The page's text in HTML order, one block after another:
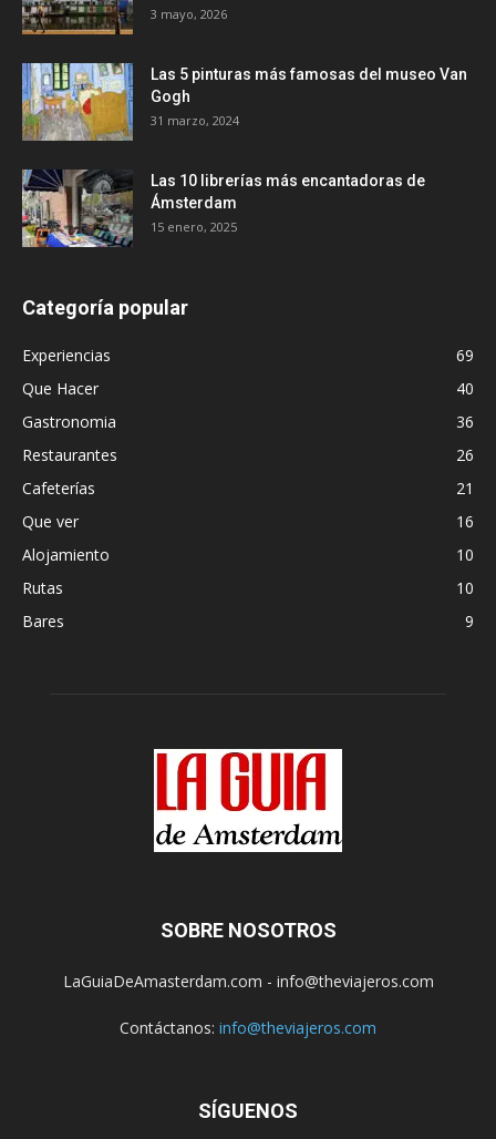
3 mayo, 2026
Las 5 pinturas más famosas del museo Van
Gogh
31 marzo, 2024
Las 10 librerías más encantadoras de
Ámsterdam
15 enero, 2025
Categoría popular
Experiencias
69
Que Hacer
40
Gastronomia
36
Restaurantes
26
Cafeterías
21
Que ver
16
Alojamiento
10
Rutas
10
Bares
9
SOBRE NOSOTROS
LaGuiaDeAmasterdam.com - info@theviajeros.com
Contáctanos: info@theviajeros.com
SÍGUENOS